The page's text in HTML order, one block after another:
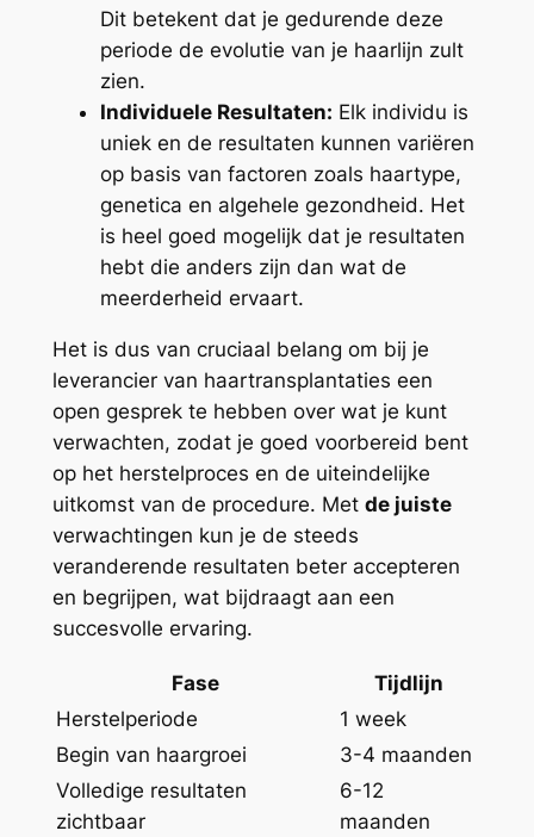
Dit betekent dat je gedurende deze
periode de evolutie van je haarlijn zult
zien.
Individuele Resultaten: Elk individu is
uniek en de resultaten kunnen variëren
op basis van factoren zoals haartype,
genetica en algehele gezondheid. Het
is heel goed mogelijk dat je resultaten
hebt die anders zijn dan wat de
meerderheid ervaart.
Het is dus van cruciaal belang om bij je
leverancier van haartransplantaties een
open gesprek te hebben over wat je kunt
verwachten, zodat je goed voorbereid bent
op het herstelproces en de uiteindelijke
uitkomst van de procedure. Met de juiste
verwachtingen kun je de steeds
veranderende resultaten beter accepteren
en begrijpen, wat bijdraagt aan een
succesvolle ervaring.
Fase
Tijdlijn
Herstelperiode
1 week
Begin van haargroei
3-4 maanden
Volledige resultaten
zichtbaar
6-12
maanden